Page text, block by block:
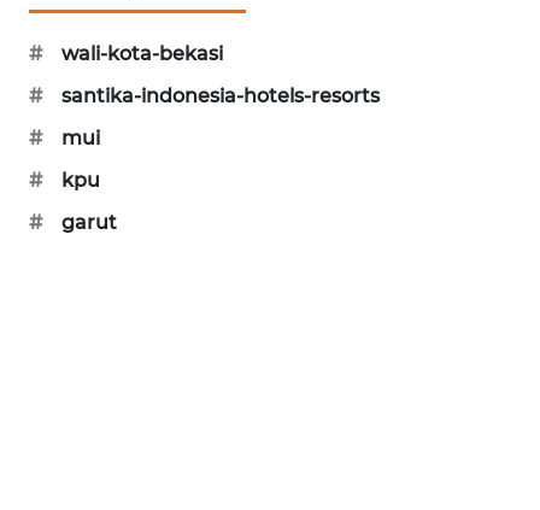
#
wali-kota-bekasi
#
santika-indonesia-hotels-resorts
#
mui
#
kpu
#
garut